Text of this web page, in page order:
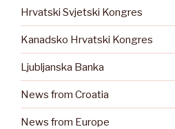
Hrvatski Svjetski Kongres
Kanadsko Hrvatski Kongres
Ljubljanska Banka
News from Croatia
News from Europe